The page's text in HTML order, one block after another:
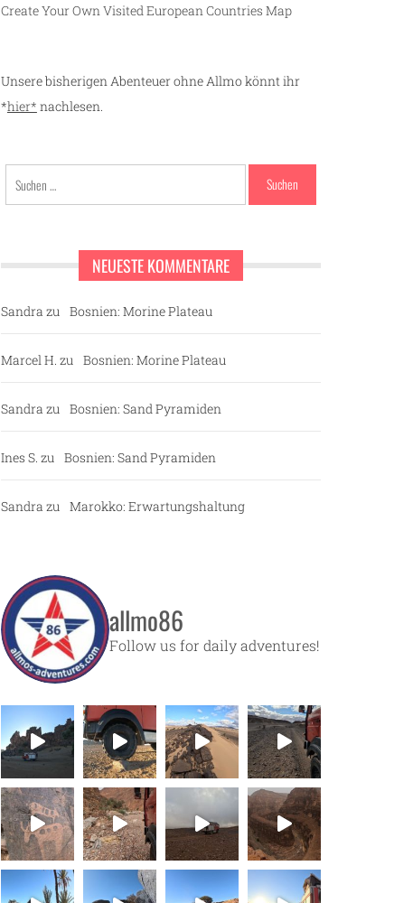
Create Your Own Visited European Countries Map
Unsere bisherigen Abenteuer ohne Allmo könnt ihr
*hier* nachlesen.
Suchen
nach:
NEUESTE KOMMENTARE
Sandra zu Bosnien: Morine Plateau
Marcel H. zu Bosnien: Morine Plateau
Sandra zu Bosnien: Sand Pyramiden
Ines S. zu Bosnien: Sand Pyramiden
Sandra zu Marokko: Erwartungshaltung
allmo86
Follow us for daily adventures!